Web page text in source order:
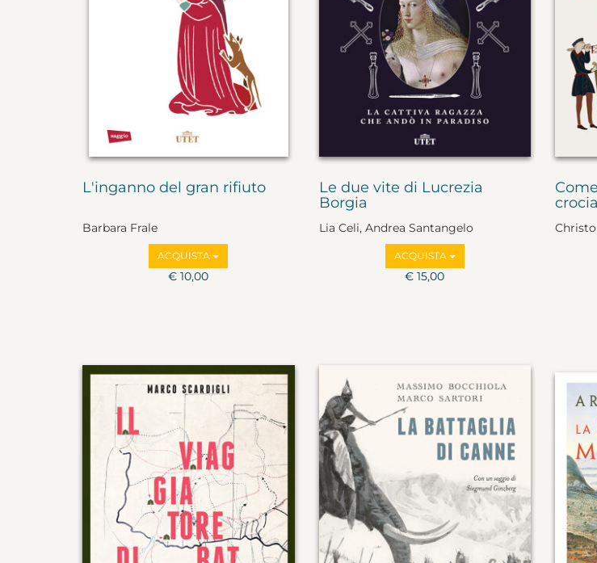
L'inganno del gran rifiuto
Barbara Frale
ACQUISTA
€ 10,00
Le due vite di Lucrezia
Borgia
Lia Celi, Andrea Santangelo
ACQUISTA
€ 15,00